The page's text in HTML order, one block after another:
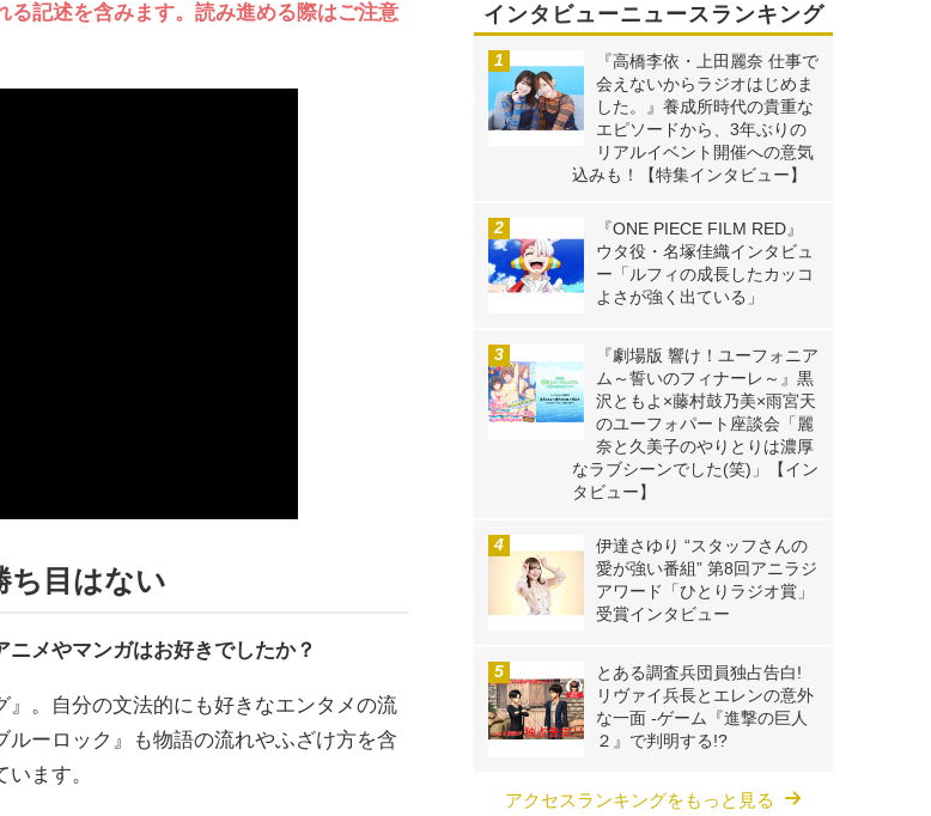
記述を含みます。読み進める際はご注意
ち目はない
メやマンガはお好きでしたか？
』。自分の文法的にも好きなエンタメの流
ーロック』も物語の流れやふざけ方を含
ます。
インタビューニュースランキング
『高橋李依・上田麗奈 仕事で
会えないからラジオはじめま
した。』養成所時代の貴重な
エピソードから、3年ぶりの
リアルイベント開催への意気
込みも！【特集インタビュー】
『ONE PIECE FILM RED』
ウタ役・名塚佳織インタビュ
ー「ルフィの成長したカッコ
よさが強く出ている」
『劇場版 響け！ユーフォニア
ム～誓いのフィナーレ～』黒
沢ともよ×藤村鼓乃美×雨宮天
のユーフォパート座談会「麗
奈と久美子のやりとりは濃厚
なラブシーンでした(笑)」【イン
タビュー】
伊達さゆり “スタッフさんの
愛が強い番組” 第8回アニラジ
アワード「ひとりラジオ賞」
受賞インタビュー
とある調査兵団員独占告白!
リヴァイ兵長とエレンの意外
な一面 -ゲーム『進撃の巨人
２』で判明する!?
アクセスランキングをもっと見る